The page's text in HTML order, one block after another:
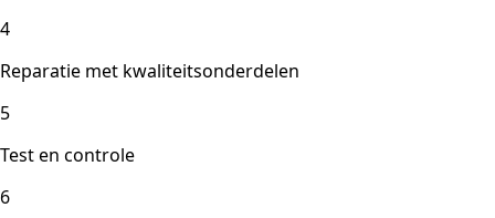
4
Reparatie met kwaliteitsonderdelen
5
Test en controle
6